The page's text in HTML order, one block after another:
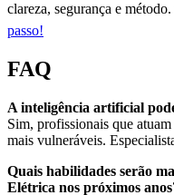
clareza, segurança e
passo!
FAQ
A inteligência artificial
Sim, profissionais que
mais vulneráveis.
Quais habilidades serão
Elétrica nos próximos